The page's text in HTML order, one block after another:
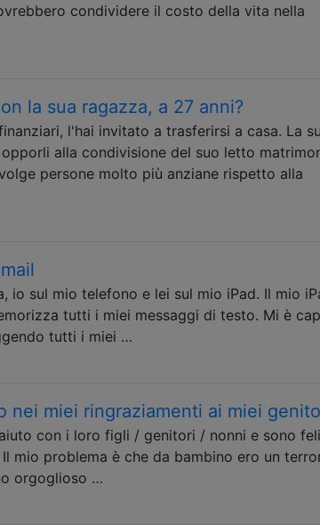
condividere il costo della vita nella
la sua ragazza, a 27 anni?
l'hai invitato a trasferirsi a casa. La
alla condivisione del suo letto
persone molto più anziane rispetto alla
io sul mio telefono e lei sul mio iPad. Il mio
tutti i miei messaggi di testo. Mi è
tutti i miei …
nei miei ringraziamenti ai miei
con i loro figli / genitori / nonni e sono
mio problema è che da bambino ero un
orgoglioso …